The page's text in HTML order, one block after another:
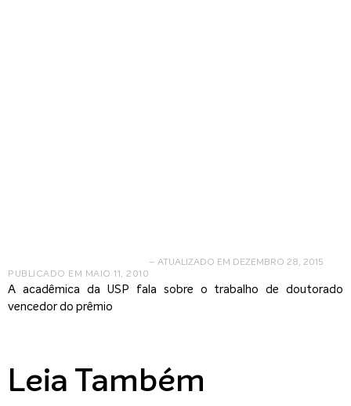
PUBLICADO EM MAIO 11, 2010
– ATUALIZADO EM DEZEMBRO 28, 2015
A acadêmica da USP fala sobre o trabalho de doutorado
vencedor do prêmio
Leia Também